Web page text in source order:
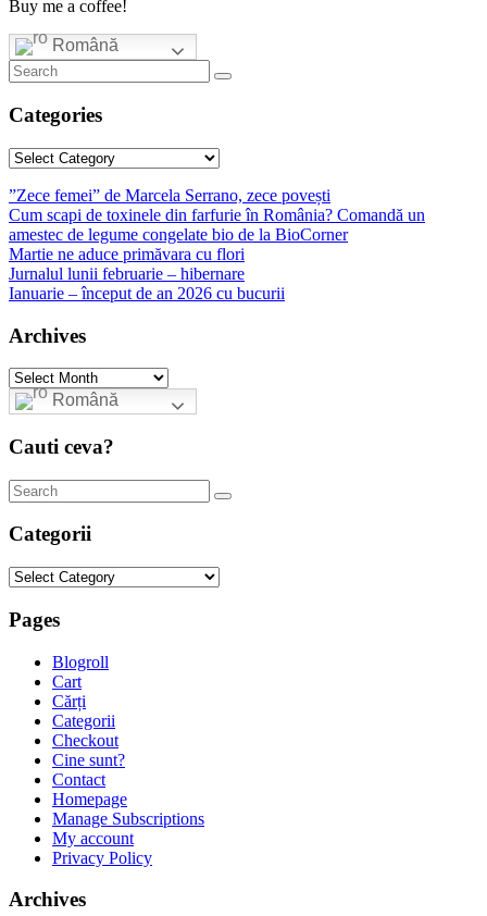
Buy me a coffee!
Română
Categories
Categories
”Zece femei” de Marcela Serrano, zece povești
Cum scapi de toxinele din farfurie în România? Comandă un
amestec de legume congelate bio de la BioCorner
Martie ne aduce primăvara cu flori
Jurnalul lunii februarie – hibernare
Ianuarie – început de an 2026 cu bucurii
Archives
Archives
Română
Cauti ceva?
Categorii
Categorii
Pages
Blogroll
Cart
Cărți
Categorii
Checkout
Cine sunt?
Contact
Homepage
Manage Subscriptions
My account
Privacy Policy
Archives